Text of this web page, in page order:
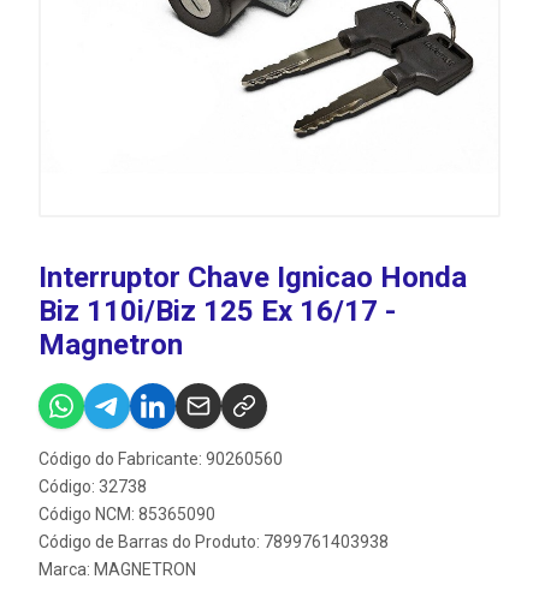
Interruptor Chave Ignicao Honda
Biz 110i/Biz 125 Ex 16/17 -
Magnetron
Código do Fabricante: 90260560
Código: 32738
Código NCM: 85365090
Código de Barras do Produto: 7899761403938
Marca: MAGNETRON